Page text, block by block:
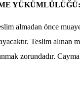
YÜKÜMLÜLÜĞÜ:
almadan önce
Teslim
zorundadır.